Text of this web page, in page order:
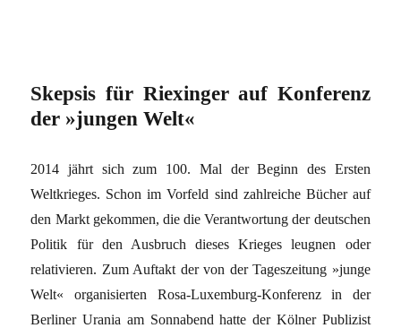
Skepsis für Riexinger auf Konferenz
der »jungen Welt«
2014 jährt sich zum 100. Mal der Beginn des Ersten
Weltkrieges. Schon im Vorfeld sind zahlreiche Bücher auf
den Markt gekommen, die die Verantwortung der deutschen
Politik für den Ausbruch dieses Krieges leugnen oder
relativieren. Zum Auftakt der von der Tageszeitung »junge
Welt« organisierten Rosa-Luxemburg-Konferenz in der
Berliner Urania am Sonnabend hatte der Kölner Publizist